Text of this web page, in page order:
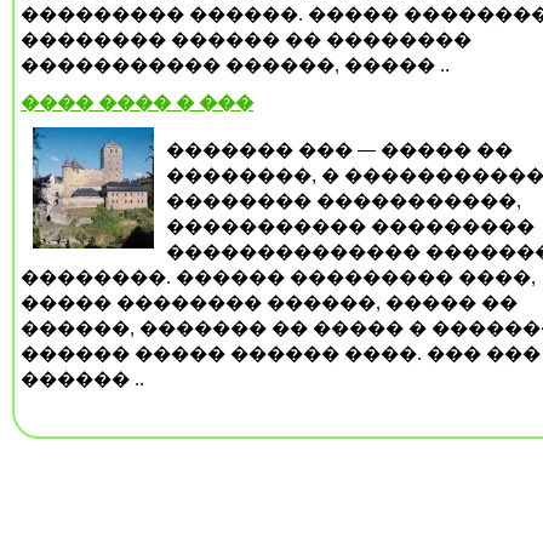
��������� ������. �����
�������� ������ �� ��������
����������� ������, ����� ..
���� ���� � ���
������� ��� — ����� ��
��������, � �����������
�������� �����������,
����������� ���������
��������������
��������. ������ ��������� ����,
����� �������� ������, ����� ��
������, ������� �� ����� �
������ ����� ������ ����. ��� ���
������ ..